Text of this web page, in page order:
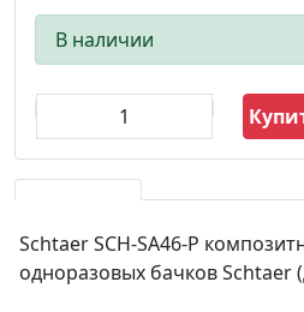
В наличии
Schtaer SCH-SA46-P
одноразовых бачков Schtaer